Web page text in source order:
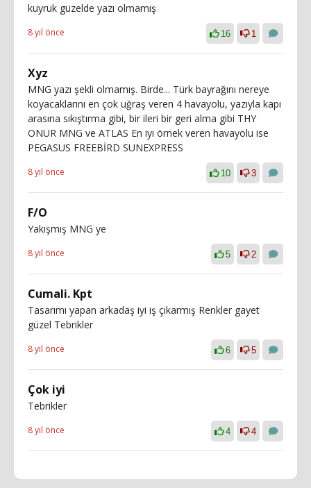
kuyruk güzelde yazı olmamış
8 yıl önce 16 1
Xyz
MNG yazı şekli olmamış. Birde... Türk bayrağını nereye
koyacaklarını en çok uğraş veren 4 havayolu, yazıyla kapı
arasına sıkıştırma gibi, bir ileri bir geri alma gibi THY
ONUR MNG ve ATLAS En iyi örnek veren havayolu ise
PEGASUS FREEBİRD SUNEXPRESS
8 yıl önce 10 3
F/O
Yakışmış MNG ye
8 yıl önce 5 2
Cumali. Kpt
Tasarımı yapan arkadaş iyi iş çıkarmış Renkler gayet
güzel Tebrikler
8 yıl önce 6 5
Çok iyi
Tebrikler
8 yıl önce 4 4